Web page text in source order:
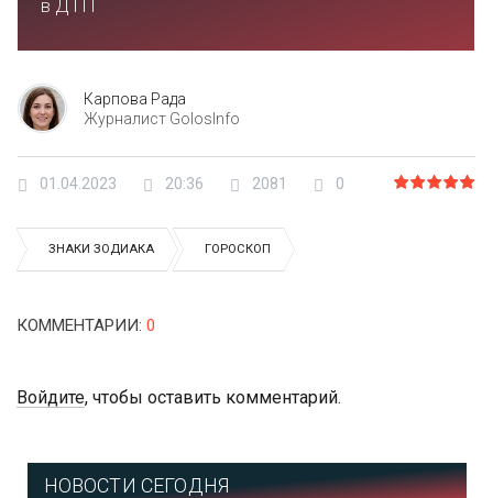
в ДТП
Карпова Рада
Журналист GolosInfo
01.04.2023 20:36 2081 0
ЗНАКИ ЗОДИАКА ГОРОСКОП
КОММЕНТАРИИ: 0
Войдите, чтобы оставить комментарий.
НОВОСТИ СЕГОДНЯ